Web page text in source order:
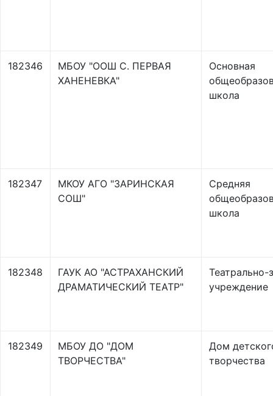
182346
МБОУ "ООШ С. ПЕРВАЯ
ХАНЕНЕВКА"
Основная
школа
182347
МКОУ АГО "ЗАРИНСКАЯ
СОШ"
Средняя
школа
182348
ГАУК АО "АСТРАХАНСКИЙ
ДРАМАТИЧЕСКИЙ ТЕАТР"
учреждение
182349
МБОУ ДО "ДОМ
ТВОРЧЕСТВА"
Дом
творчества